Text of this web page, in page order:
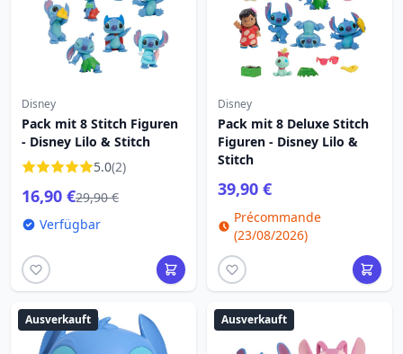
Disney
Pack mit 8 Stitch Figuren
- Disney Lilo & Stitch
5.0(2)
16,90 €29,90 €
Verfügbar
Disney
Pack mit 8 Deluxe Stitch
Figuren - Disney Lilo &
Stitch
39,90 €
Précommande
(23/08/2026)
Ausverkauft Ausverkauft